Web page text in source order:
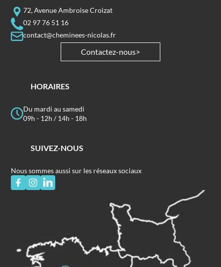
72, Avenue Ambroise Croizat
02 97 76 51 16
contact@cheminees-nicolas.fr
Contactez-nous
HORAIRES
Du mardi au samedi
09h - 12h / 14h - 18h
SUIVEZ-NOUS
Nous sommes aussi sur les réseaux sociaux